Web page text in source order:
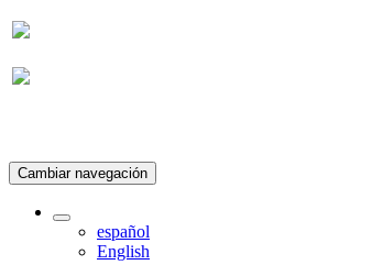
Cambiar navegación
español
English